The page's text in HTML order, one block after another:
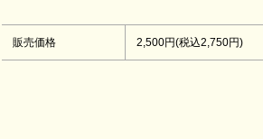
販売価格 2,500円(税込2,750円)